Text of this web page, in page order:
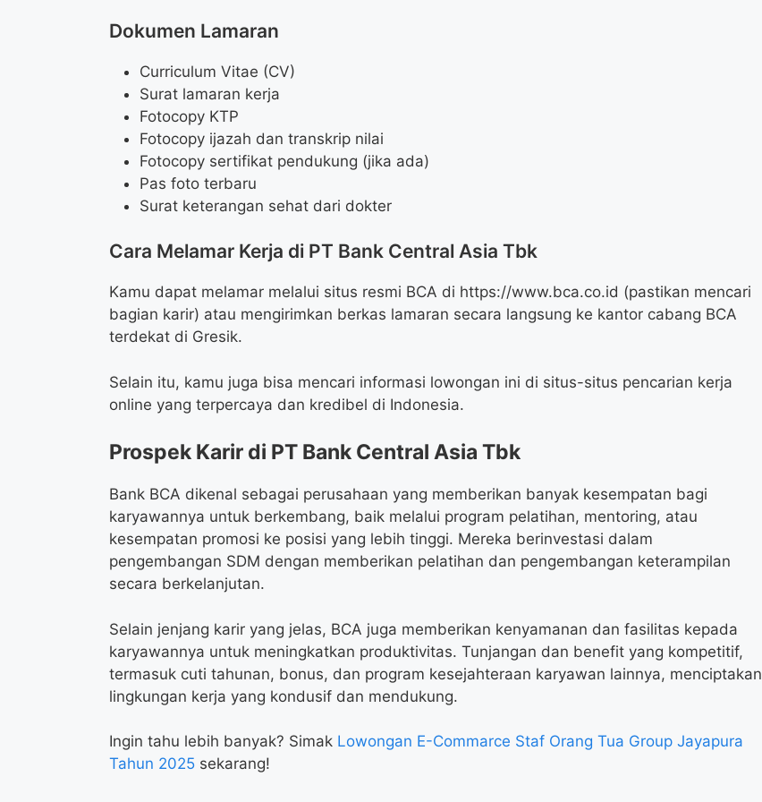
Dokumen Lamaran
Curriculum Vitae (CV)
Surat lamaran kerja
Fotocopy KTP
Fotocopy ijazah dan transkrip nilai
Fotocopy sertifikat pendukung (jika ada)
Pas foto terbaru
Surat keterangan sehat dari dokter
Cara Melamar Kerja di PT Bank Central Asia Tbk
Kamu dapat melamar melalui situs resmi BCA di https://www.bca.co.id (pastikan mencari
bagian karir) atau mengirimkan berkas lamaran secara langsung ke kantor cabang BCA
terdekat di Gresik.
Selain itu, kamu juga bisa mencari informasi lowongan ini di situs-situs pencarian kerja
online yang terpercaya dan kredibel di Indonesia.
Prospek Karir di PT Bank Central Asia Tbk
Bank BCA dikenal sebagai perusahaan yang memberikan banyak kesempatan bagi
karyawannya untuk berkembang, baik melalui program pelatihan, mentoring, atau
kesempatan promosi ke posisi yang lebih tinggi. Mereka berinvestasi dalam
pengembangan SDM dengan memberikan pelatihan dan pengembangan keterampilan
secara berkelanjutan.
Selain jenjang karir yang jelas, BCA juga memberikan kenyamanan dan fasilitas kepada
karyawannya untuk meningkatkan produktivitas. Tunjangan dan benefit yang kompetitif,
termasuk cuti tahunan, bonus, dan program kesejahteraan karyawan lainnya, menciptakan
lingkungan kerja yang kondusif dan mendukung.
Ingin tahu lebih banyak? Simak Lowongan E-Commarce Staf Orang Tua Group Jayapura
Tahun 2025 sekarang!